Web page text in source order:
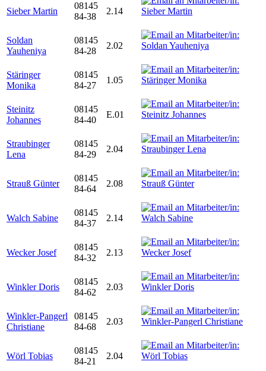
Sieber Martin
08145
84-38
2.14
Soldan
Yauheniya
08145
84-28
2.02
Stäringer
Monika
08145
84-27
1.05
Steinitz
Johannes
08145
84-40
E.01
Straubinger
Lena
08145
84-29
2.04
Strauß Günter
08145
84-64
2.08
Walch Sabine
08145
84-37
2.14
Wecker Josef
08145
84-32
2.13
Winkler Doris
08145
84-62
2.03
Winkler-Pangerl
Christiane
08145
84-68
2.03
Wörl Tobias
08145
84-21
2.04